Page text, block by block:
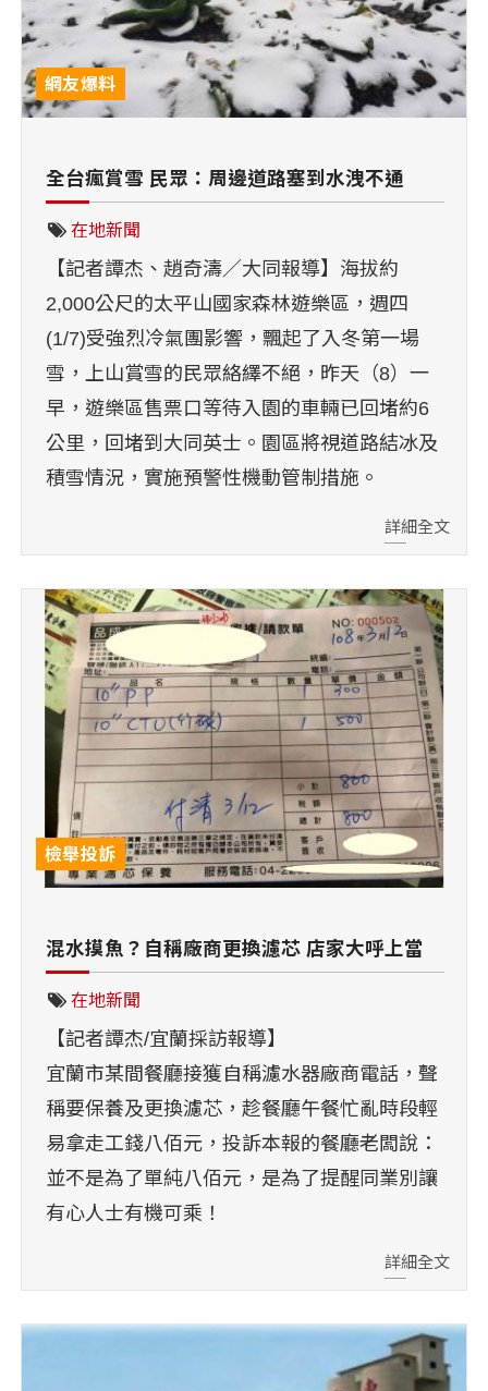
網友爆料
全台瘋賞雪 民眾：周邊道路塞到水洩不通
在地新聞
【記者譚杰、趙奇濤／大同報導】海拔約
2,000公尺的太平山國家森林遊樂區，週四
(1/7)受強烈冷氣團影響，飄起了入冬第一場
雪，上山賞雪的民眾絡繹不絕，昨天（8）一
早，遊樂區售票口等待入園的車輛已回堵約6
公里，回堵到大同英士。園區將視道路結冰及
積雪情況，實施預警性機動管制措施。
詳細全文
檢舉投訴
混水摸魚？自稱廠商更換濾芯 店家大呼上當
在地新聞
【記者譚杰/宜蘭採訪報導】
宜蘭市某間餐廳接獲自稱濾水器廠商電話，聲
稱要保養及更換濾芯，趁餐廳午餐忙亂時段輕
易拿走工錢八佰元，投訴本報的餐廳老闆說：
並不是為了單純八佰元，是為了提醒同業別讓
有心人士有機可乘！
詳細全文